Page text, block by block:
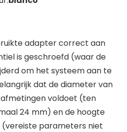
adapter correct aan
is geschroefd (waar de
om het systeem aan te
dat de diameter van
voldoet (ten
24 mm) en de hoogte
parameters niet